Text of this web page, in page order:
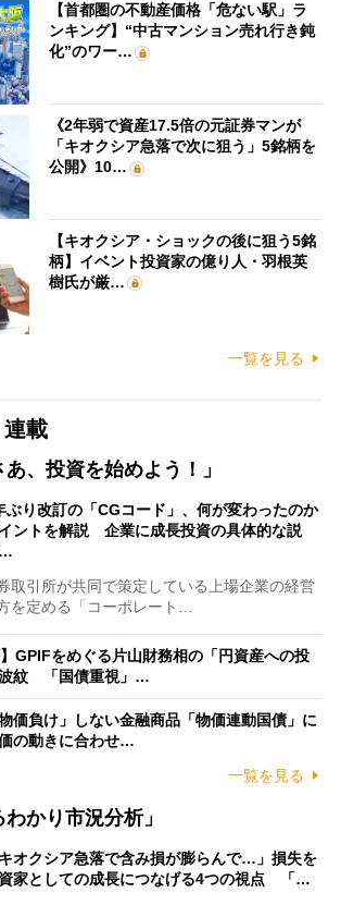
【首都圏の不動産価格「危ない駅」ラ
ンキング】“中古マンション売れ行き鈍
化”のワー…
《2年弱で資産17.5倍の元証券マンが
「キオクシア急落で次に狙う」5銘柄を
公開》10…
【キオクシア・ショックの後に狙う5銘
柄】イベント投資家の億り人・羽根英
樹氏が厳…
一覧を見る
載
、投資を始めよう！」
ぶり改訂の「CGコード」、何が変わったのか
ントを解説 企業に成長投資の具体的な説
取引所が共同で策定している上場企業の経営
を定める「コーポレート…
】GPIFをめぐる片山財務相の「円資産への投
波紋 「国債重視」…
価負け」しない金融商品「物価連動国債」に
の動きに合わせ…
一覧を見る
かり市況分析」
キオクシア急落で含み損が膨らんで…」損失を
家としての成長につなげる4つの視点 「…